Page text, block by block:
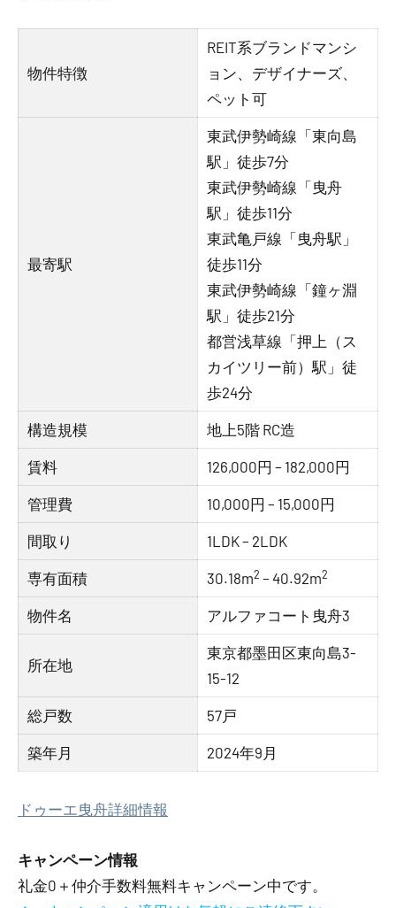
物件特徴
REIT系ブランドマンシ
ョン、デザイナーズ、
ペット可
最寄駅
東武伊勢崎線「東向島
駅」徒歩7分
東武伊勢崎線「曳舟
駅」徒歩11分
東武亀戸線「曳舟駅」
徒歩11分
東武伊勢崎線「鐘ヶ淵
駅」徒歩21分
都営浅草線「押上（ス
カイツリー前）駅」徒
歩24分
構造規模 地上5階 RC造
賃料 126,000円 – 182,000円
管理費 10,000円 – 15,000円
間取り 1LDK – 2LDK
専有面積 30.18m2 – 40.92m2
物件名 アルファコート曳舟3
所在地
東京都墨田区東向島3-
15-12
総戸数 57戸
築年月 2024年9月
ドゥーエ曳舟詳細情報
キャンペーン情報
礼金0 ＋ 仲介手数料無料キャンペーン中です。